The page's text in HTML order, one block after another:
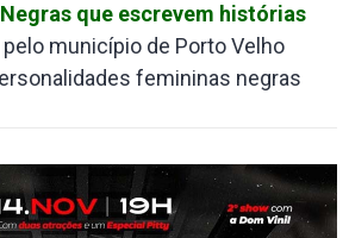
que escrevem histórias
município de Porto Velho
femininas negras